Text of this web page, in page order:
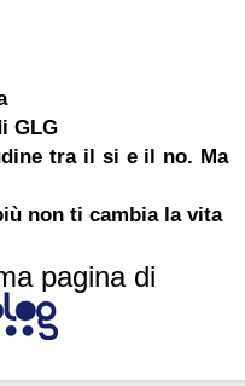
GLG
tra il si e il no. Ma
non ti cambia la vita
pagina di